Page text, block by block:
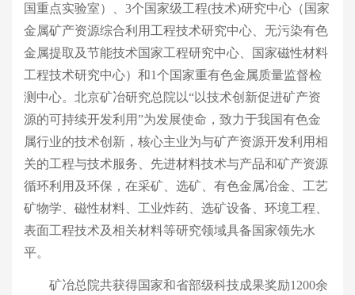
国重点实验室）、 3个国家级工程(技术)研究中心（国家
金属矿产资源综合利用工程技术研究中心、无污染有色
金属提取及节能技术国家工程研究中心、国家磁性材料
工程技术研究中心）和1个国家重有色金属质量监督检
测中心。北京矿冶研究总院以“以技术创新促进矿产资
源的可持续开发利用”为发展使命，致力于我国有色金
属行业的技术创新，核心主业为与矿产资源开发利用相
关的工程与技术服务、先进材料技术与产品和矿产资源
循环利用及环保，在采矿、选矿、有色金属冶金、工艺
矿物学、磁性材料、工业炸药、选矿设备、环境工程、
表面工程技术及相关材料等研究领域具备国家领先水
平。
矿冶总院共获得国家和省部级科技成果奖励1200余